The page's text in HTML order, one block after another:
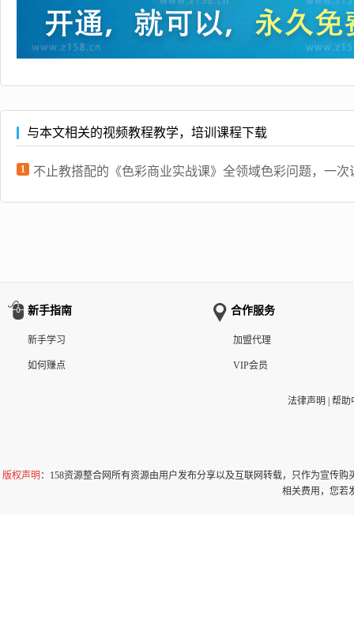
与本文相关的视频教程教学，培训课程下载
1 不止教搭配的《色彩商业实战课》全领域色彩问题，一次
新手指南
新手学习
如何赚点
合作服务
加盟代理
VIP会员
法律声明 帮助
版权声明 ：158资源整合网所有资源由用户发布分享以及互联网转载，只作为宣传
相关费用，您若